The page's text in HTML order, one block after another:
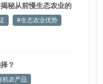
秘从前慢生态农业的
#生态农业优势
？
机农产品